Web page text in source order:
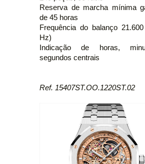
Reserva de marcha mínima
de 45 horas
Frequência do balanço
Hz)
Indicação de horas,
segundos centrais
Ref. 15407ST.OO.1220ST.02